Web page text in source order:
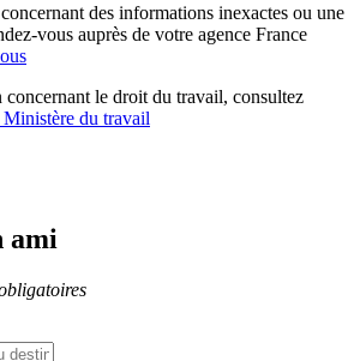
des informations inexactes ou une
vous auprès de votre agence France
le droit du travail, consultez
du travail
ami